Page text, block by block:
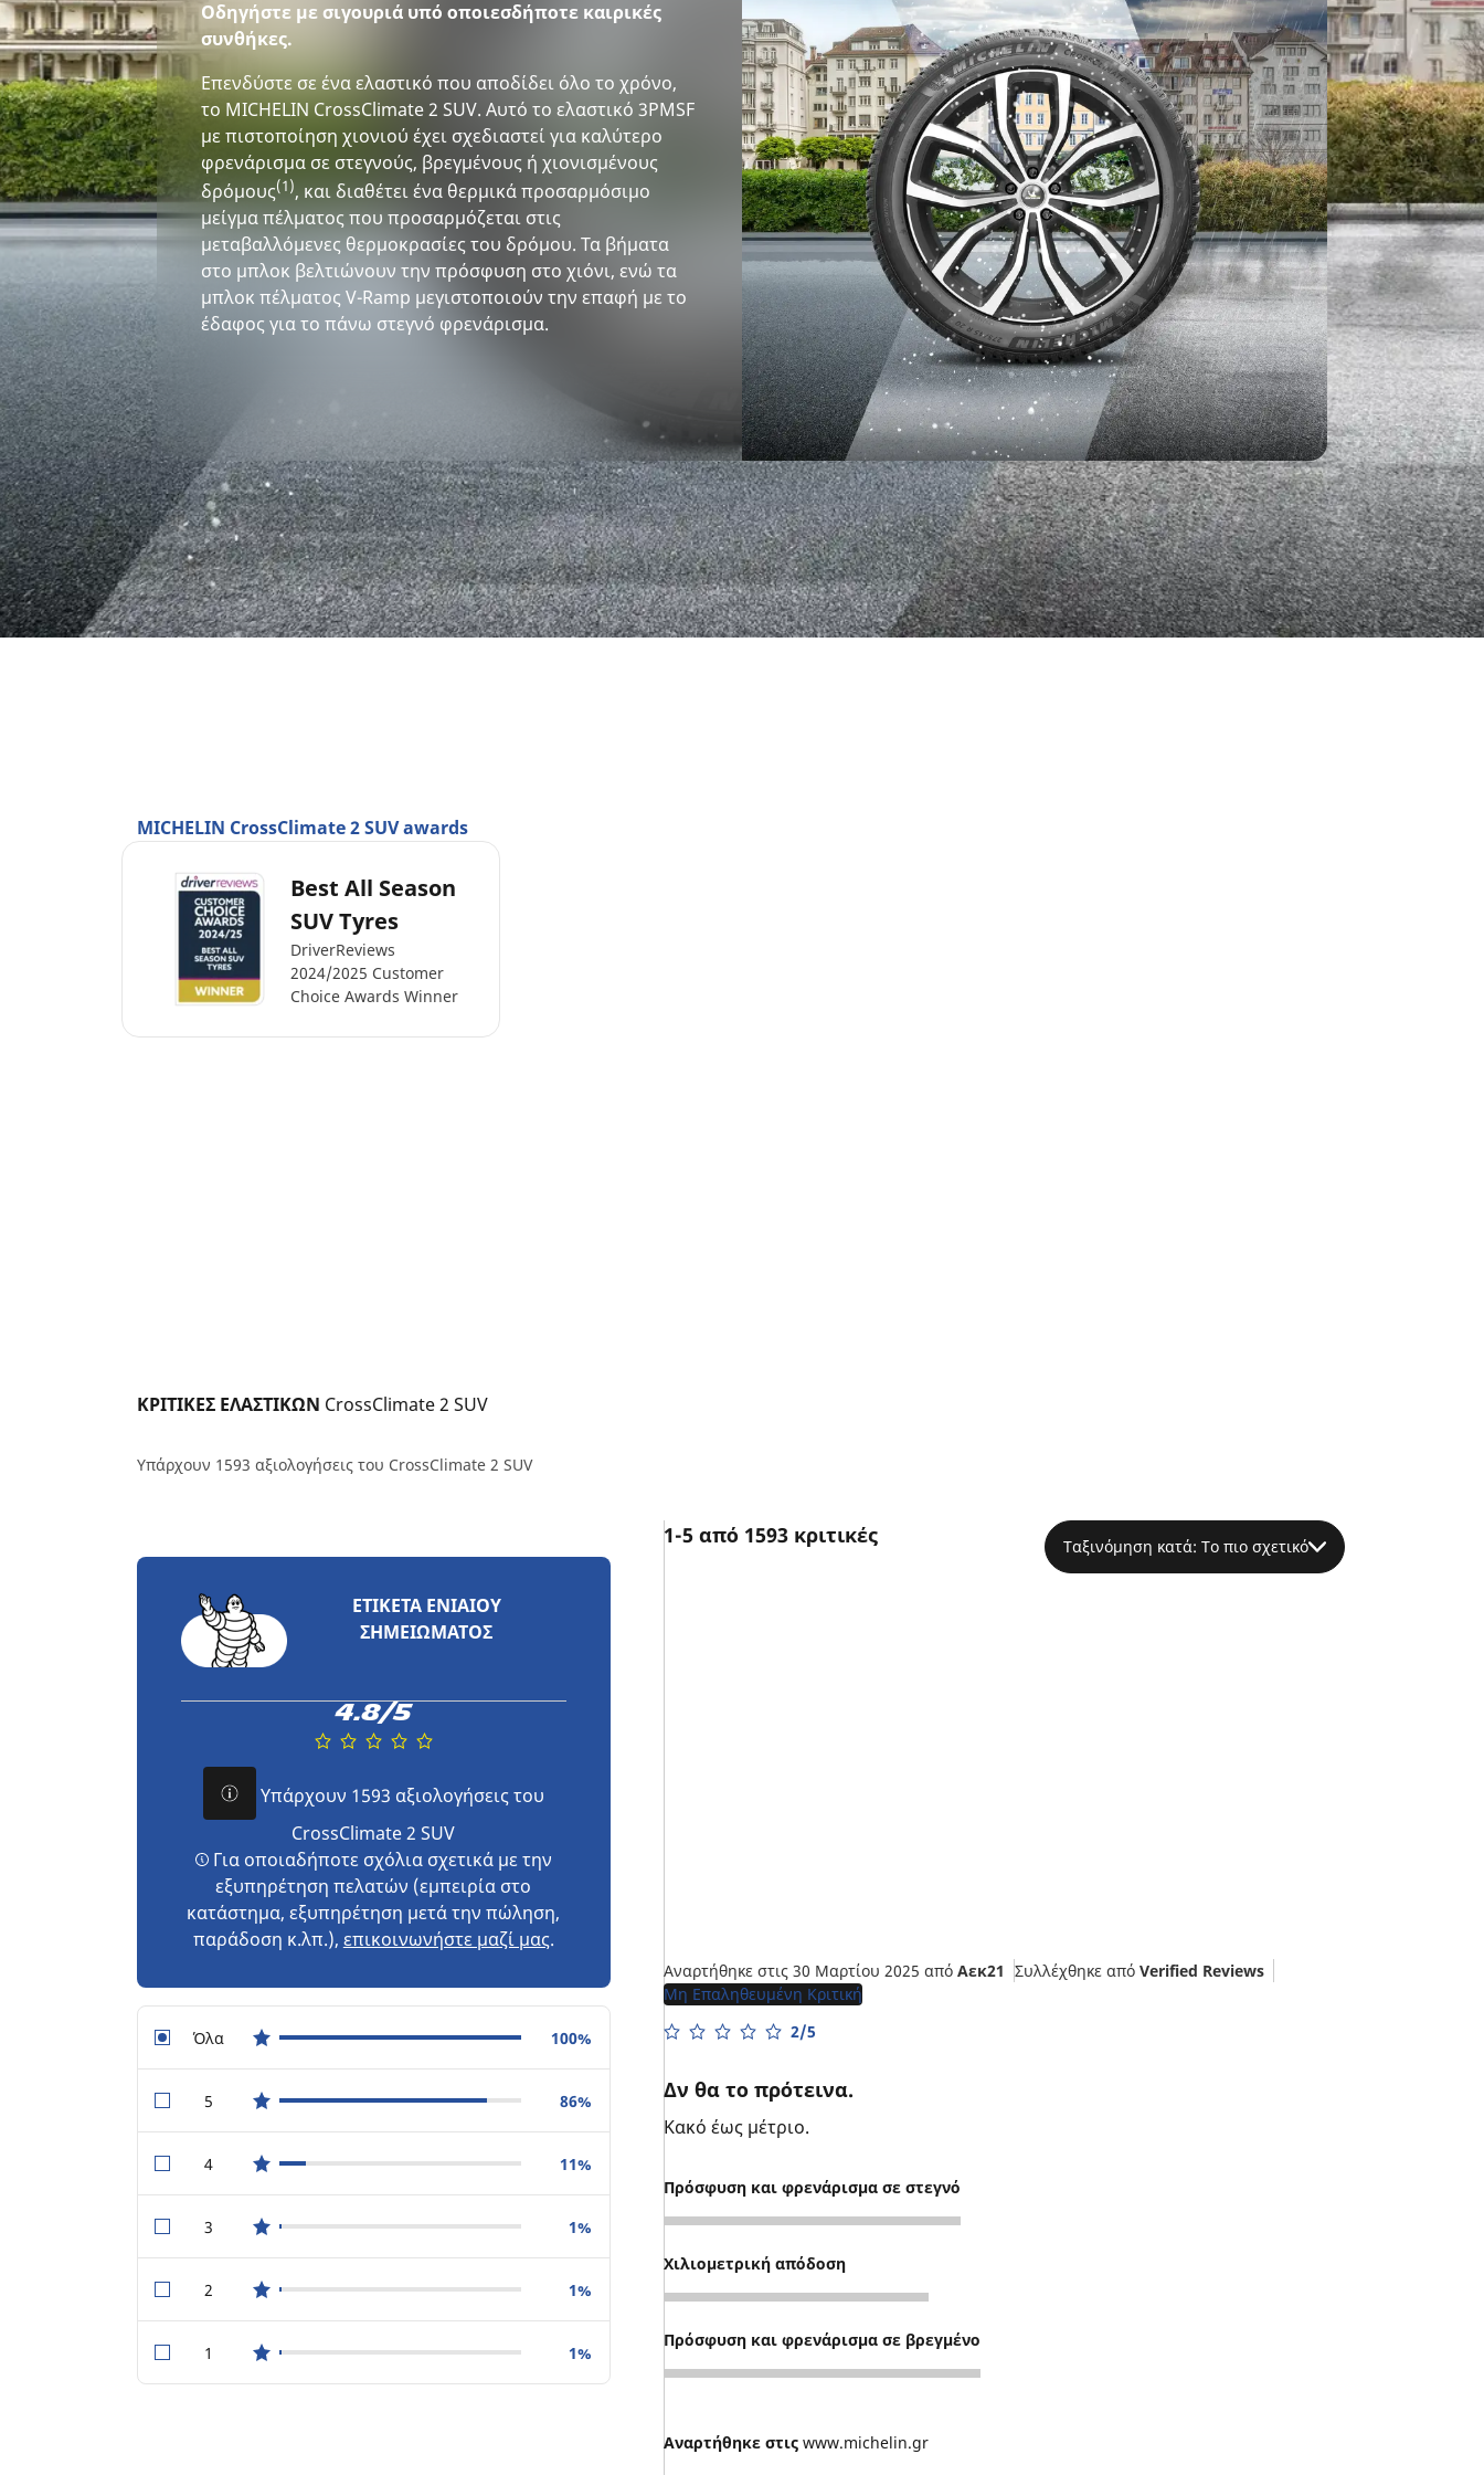
Οδηγήστε με σιγουριά υπό οποιεσδήποτε καιρικές
συνθήκες.
Επενδύστε σε ένα ελαστικό που αποδίδει όλο το χρόνο,
το MICHELIN CrossClimate 2 SUV. Αυτό το ελαστικό 3PMSF
με πιστοποίηση χιονιού έχει σχεδιαστεί για καλύτερο
φρενάρισμα σε στεγνούς, βρεγμένους ή χιονισμένους
δρόμους(1), και διαθέτει ένα θερμικά προσαρμόσιμο
μείγμα πέλματος που προσαρμόζεται στις
μεταβαλλόμενες θερμοκρασίες του δρόμου. Τα βήματα
στο μπλοκ βελτιώνουν την πρόσφυση στο χιόνι, ενώ τα
μπλοκ πέλματος V-Ramp μεγιστοποιούν την επαφή με το
έδαφος για το πάνω στεγνό φρενάρισμα.
MICHELIN CrossClimate 2 SUV awards
Best All Season
SUV Tyres
DriverReviews
2024/2025 Customer
Choice Awards Winner
ΚΡΙΤΙΚΕΣ ΕΛΑΣΤΙΚΩΝ CrossClimate 2 SUV
Υπάρχουν 1593 αξιολογήσεις του CrossClimate 2 SUV
ΕΤΙΚΈΤΑ ΕΝΙΑΊΟΥ
ΣΗΜΕΙΏΜΑΤΟΣ
4.8/5
Υπάρχουν 1593 αξιολογήσεις του
CrossClimate 2 SUV
Για οποιαδήποτε σχόλια σχετικά με την
εξυπηρέτηση πελατών (εμπειρία στο
κατάστημα, εξυπηρέτηση μετά την πώληση,
παράδοση κ.λπ.), επικοινωνήστε μαζί μας.
Όλαstar reviews 100%
5star reviews 86%
4star reviews 11%
3star reviews 1%
2star reviews 1%
1star reviews 1%
1-5 από 1593 κριτικές Ταξινόμηση κατά: Το πιο σχετικό
Αναρτήθηκε στις 30 Μαρτίου 2025 από Αεκ21 Συλλέχθηκε από Verified Reviews
Μη Επαληθευμένη Κριτική
2/5
Δν θα το πρότεινα.
Κακό έως μέτριο.
Πρόσφυση και φρενάρισμα σε στεγνό
1
Χιλιομετρική απόδοση
4
Πρόσφυση και φρενάρισμα σε βρεγμένο
2
Αναρτήθηκε στιςwww.michelin.gr